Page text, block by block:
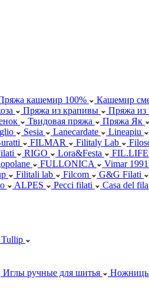
кашемир 100% Кашемир
Пряжа из крапивы Пряжа из
Твидовая пряжа
Пряжа Як
Sesia Lanecardate Lineapiu
FILMAR Filitaly Lab
RIGO Lora&Festa FIL.LIFE
FULLONICA Vimar 1991
Filitali lab Filcom G&G Filati
ALPES Pecci filati Casa del
Tullip
Иглы ручные для шитья